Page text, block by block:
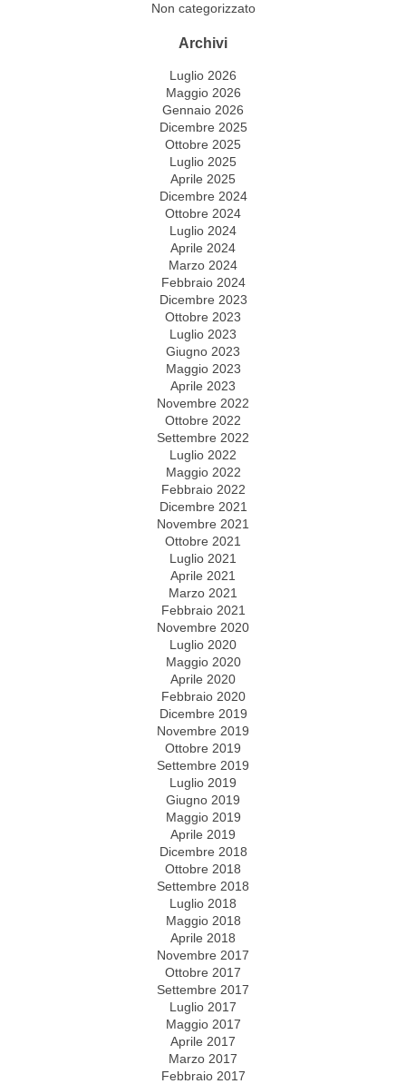
Non categorizzato
Archivi
Luglio 2026
Maggio 2026
Gennaio 2026
Dicembre 2025
Ottobre 2025
Luglio 2025
Aprile 2025
Dicembre 2024
Ottobre 2024
Luglio 2024
Aprile 2024
Marzo 2024
Febbraio 2024
Dicembre 2023
Ottobre 2023
Luglio 2023
Giugno 2023
Maggio 2023
Aprile 2023
Novembre 2022
Ottobre 2022
Settembre 2022
Luglio 2022
Maggio 2022
Febbraio 2022
Dicembre 2021
Novembre 2021
Ottobre 2021
Luglio 2021
Aprile 2021
Marzo 2021
Febbraio 2021
Novembre 2020
Luglio 2020
Maggio 2020
Aprile 2020
Febbraio 2020
Dicembre 2019
Novembre 2019
Ottobre 2019
Settembre 2019
Luglio 2019
Giugno 2019
Maggio 2019
Aprile 2019
Dicembre 2018
Ottobre 2018
Settembre 2018
Luglio 2018
Maggio 2018
Aprile 2018
Novembre 2017
Ottobre 2017
Settembre 2017
Luglio 2017
Maggio 2017
Aprile 2017
Marzo 2017
Febbraio 2017